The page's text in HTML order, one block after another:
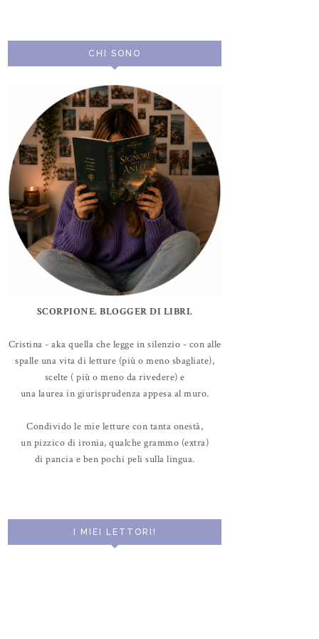
CHI SONO
SCORPIONE. BLOGGER DI LIBRI.
Cristina - aka quella che legge in silenzio - con alle
spalle una vita di letture (più o meno sbagliate),
scelte ( più o meno da rivedere) e
una laurea in giurisprudenza appesa al muro.
Condivido le mie letture con tanta onestà,
un pizzico di ironia, qualche grammo (extra)
di pancia e ben pochi peli sulla lingua.
I MIEI LETTORI!